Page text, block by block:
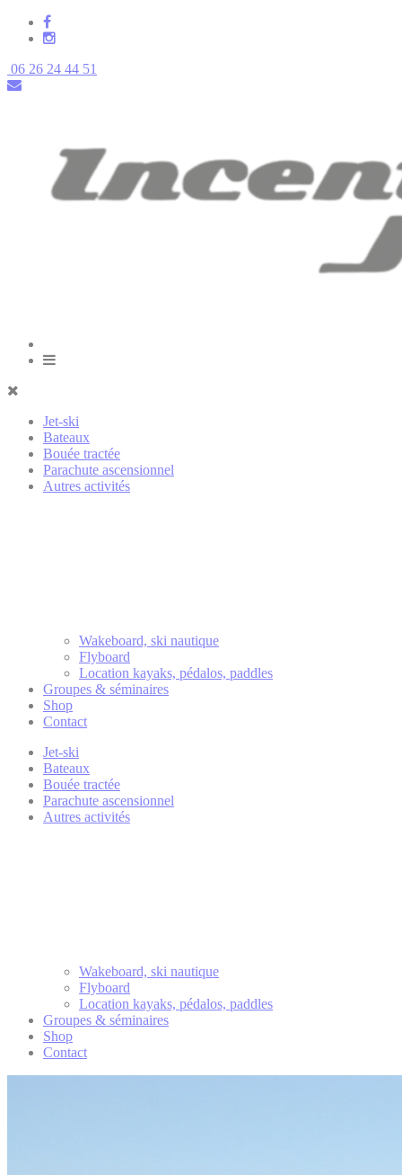
06 26 24 44 51
Jet-ski
Bateaux
Bouée tractée
Parachute ascensionnel
Autres activités
Wakeboard, ski nautique
Flyboard
Location kayaks, pédalos, paddles
Groupes & séminaires
Shop
Contact
Jet-ski
Bateaux
Bouée tractée
Parachute ascensionnel
Autres activités
Wakeboard, ski nautique
Flyboard
Location kayaks, pédalos, paddles
Groupes & séminaires
Shop
Contact